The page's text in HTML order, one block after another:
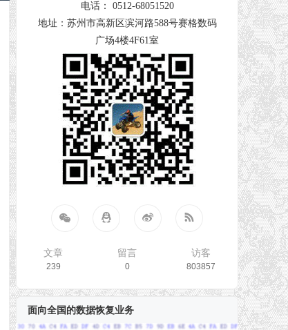
电话： 0512-68051520
地址：苏州市高新区滨河路588号赛格数码
广场4楼4F61室
文章
239
留言
0
访客
803857
面向全国的数据恢复业务